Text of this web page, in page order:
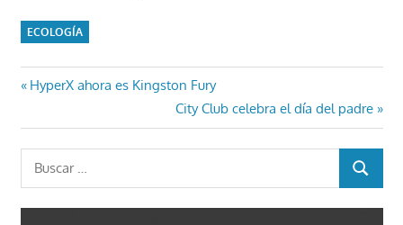
ECOLOGÍA
Navegación
de
entradas
Entrada
HyperX ahora es Kingston Fury
Entrada
siguiente:
City Club celebra el día del padre
Buscar:
BUSCAR